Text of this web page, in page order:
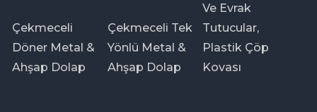
Çekmeceli
Döner Metal &
Ahşap Dolap
Çekmeceli Tek
Yönlü Metal &
Ahşap Dolap
Ve Evrak
Tutucular,
Plastik Çöp
Kovası